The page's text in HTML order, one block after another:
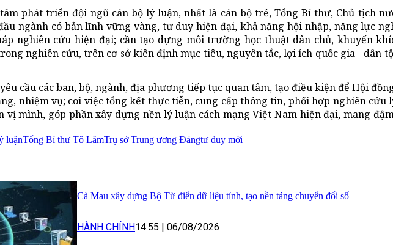
phát triển đội ngũ cán bộ lý luận, nhất là cán bộ trẻ, Tổng Bí thư, Chủ tịch
ngành có bản lĩnh vững vàng, tư duy hiện đại, khả năng hội nhập, năng lực
nghiên cứu hiện đại; cần tạo dựng môi trường học thuật dân chủ, khuyến
nghiên cứu, trên cơ sở kiên định mục tiêu, nguyên tắc, lợi ích quốc gia - dân
cầu các ban, bộ, ngành, địa phương tiếp tục quan tâm, tạo điều kiện để Hội
nhiệm vụ; coi việc tổng kết thực tiễn, cung cấp thông tin, phối hợp nghiên cứu
mình, góp phần xây dựng nền lý luận cách mạng Việt Nam hiện đại, mang
luậnTổng Bí thư Tô LâmTrụ sở Trung ương Đảngtư duy mới
Cà Mau xây dựng Bộ Từ điển dữ liệu tỉnh, tạo nền tảng chuyển đổi số
HÀNH CHÍNH14:55 06/08/2026